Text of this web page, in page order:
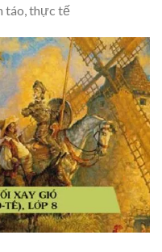
táo, thực tế